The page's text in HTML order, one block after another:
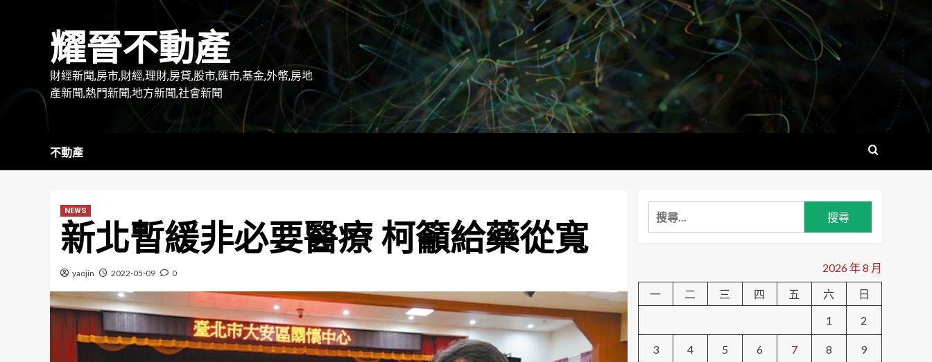
耀晉不動產
財經新聞,房市,財經,理財,房貸,股市,匯市,基金,外幣,房地
產新聞,熱門新聞,地方新聞,社會新聞
不動產
NEWS
新北暫緩非必要醫療 柯籲給藥從寬
yaojin 2022-05-09 0
搜
尋
字:
2026 年 8 月
一
二 三 四 五 六
日
1
2
3 4 5 6 7 8 9